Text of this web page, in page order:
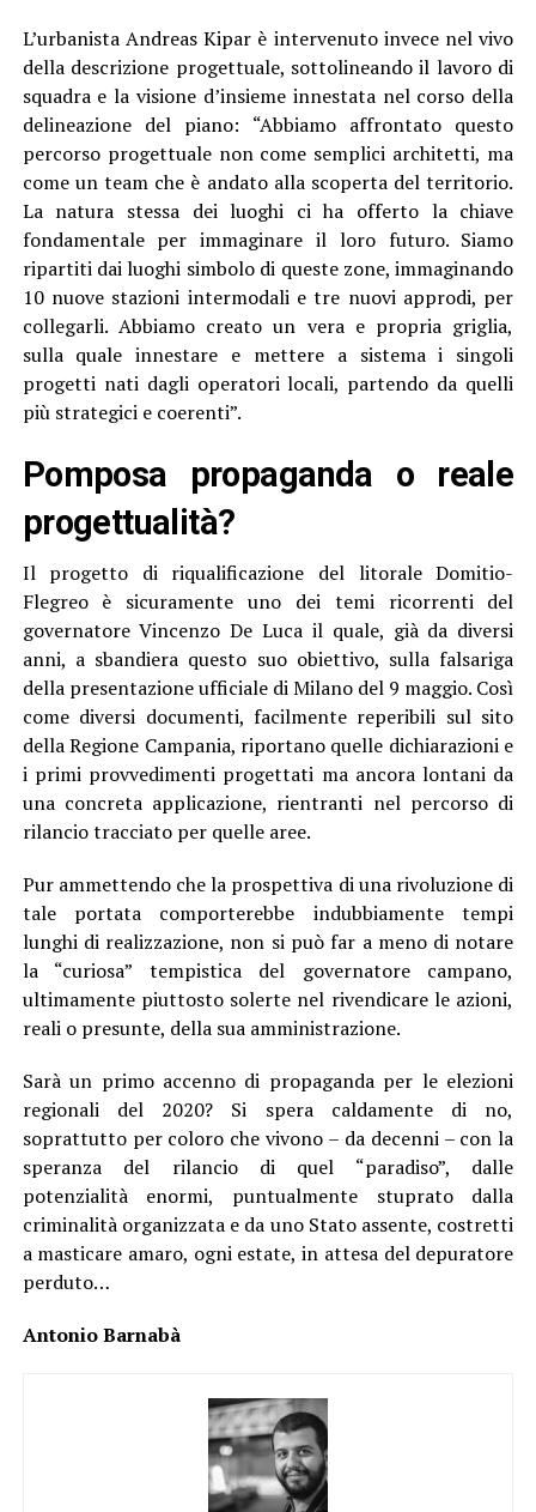
L’urbanista Andreas Kipar è intervenuto invece nel vivo
della descrizione progettuale, sottolineando il lavoro di
squadra e la visione d’insieme innestata nel corso della
delineazione del piano: “Abbiamo affrontato questo
percorso progettuale non come semplici architetti, ma
come un team che è andato alla scoperta del territorio.
La natura stessa dei luoghi ci ha offerto la chiave
fondamentale per immaginare il loro futuro. Siamo
ripartiti dai luoghi simbolo di queste zone, immaginando
10 nuove stazioni intermodali e tre nuovi approdi, per
collegarli. Abbiamo creato un vera e propria griglia,
sulla quale innestare e mettere a sistema i singoli
progetti nati dagli operatori locali, partendo da quelli
più strategici e coerenti”.
Pomposa propaganda o reale
progettualità?
Il progetto di riqualificazione del litorale Domitio-
Flegreo è sicuramente uno dei temi ricorrenti del
governatore Vincenzo De Luca il quale, già da diversi
anni, a sbandiera questo suo obiettivo, sulla falsariga
della presentazione ufficiale di Milano del 9 maggio. Così
come diversi documenti, facilmente reperibili sul sito
della Regione Campania, riportano quelle dichiarazioni e
i primi provvedimenti progettati ma ancora lontani da
una concreta applicazione, rientranti nel percorso di
rilancio tracciato per quelle aree.
Pur ammettendo che la prospettiva di una rivoluzione di
tale portata comporterebbe indubbiamente tempi
lunghi di realizzazione, non si può far a meno di notare
la “curiosa” tempistica del governatore campano,
ultimamente piuttosto solerte nel rivendicare le azioni,
reali o presunte, della sua amministrazione.
Sarà un primo accenno di propaganda per le elezioni
regionali del 2020? Si spera caldamente di no,
soprattutto per coloro che vivono – da decenni – con la
speranza del rilancio di quel “paradiso”, dalle
potenzialità enormi, puntualmente stuprato dalla
criminalità organizzata e da uno Stato assente, costretti
a masticare amaro, ogni estate, in attesa del depuratore
perduto…
Antonio Barnabà